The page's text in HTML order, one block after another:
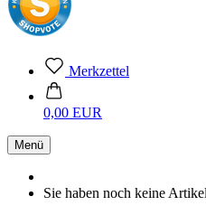
Merkzettel
0,00 EUR
Menü
Sie haben noch keine